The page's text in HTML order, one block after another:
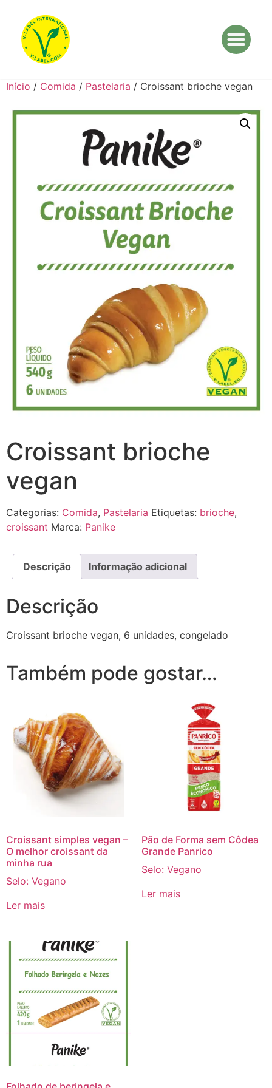
Início / Comida / Pastelaria / Croissant brioche vegan
Croissant brioche
vegan
Categorias: Comida, Pastelaria Etiquetas: brioche,
croissant Marca: Panike
Descrição Informação adicional
Descrição
Croissant brioche vegan, 6 unidades, congelado
Também pode gostar…
Croissant simples vegan –
O melhor croissant da
minha rua
Selo: Vegano
Ler mais
Pão de Forma sem Côdea
Grande Panrico
Selo: Vegano
Ler mais